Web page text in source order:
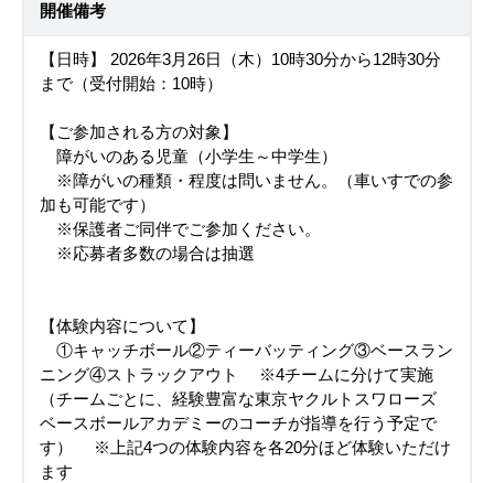
開催備考
【日時】 2026年3月26日（木）10時30分から12時30分
まで（受付開始：10時）
【ご参加される方の対象】
障がいのある児童（小学生～中学生）
※障がいの種類・程度は問いません。（車いすでの参
加も可能です）
※保護者ご同伴でご参加ください。
※応募者多数の場合は抽選
【体験内容について】
①キャッチボール②ティーバッティング③ベースラン
ニング④ストラックアウト ※4チームに分けて実施
（チームごとに、経験豊富な東京ヤクルトスワローズ
ベースボールアカデミーのコーチが指導を行う予定で
す） ※上記4つの体験内容を各20分ほど体験いただけ
ます